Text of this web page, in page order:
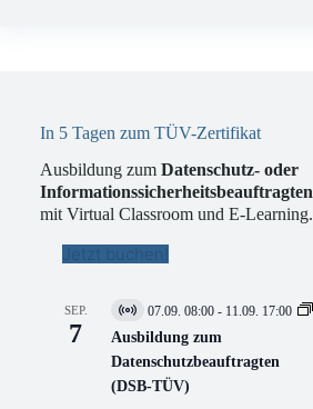
In 5 Tagen zum TÜV-Zertifikat
Ausbildung zumDatenschutz- oder
Informationssicherheitsbeauftragten
mit Virtual Classroom und E-Learning.
Jetzt buchen!
SEP.
7
V
i
t
u
07.09. 08:00 - 11.09. 17:00
Ausbildung zum
Datenschutzbeauftragten
(DSB-TÜV)